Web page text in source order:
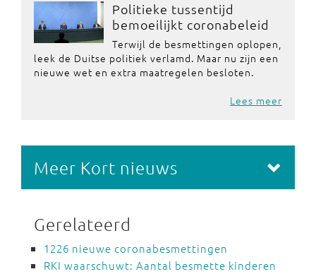
Politieke tussentijd
bemoeilijkt coronabeleid
Terwijl de besmettingen oplopen,
leek de Duitse politiek verlamd. Maar nu zijn een
nieuwe wet en extra maatregelen besloten.
Lees meer
Meer Kort nieuws
Gerelateerd
1226 nieuwe coronabesmettingen
RKI waarschuwt: Aantal besmette kinderen